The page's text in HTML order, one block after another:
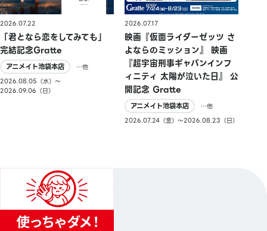
2026.07.22
「君となら恋をしてみても」
完結記念Gratte
アニメイト池袋本店
…他
2026.08.05（水）〜
2026.09.06（日）
2026.07.17
映画『仮面ライダーゼッツ さ
よならのミッション』 映画
『超宇宙刑事ギャバンインフ
ィニティ 太陽が泣いた日』 公
開記念 Gratte
アニメイト池袋本店
…他
2026.07.24（金）〜2026.08.23（日）